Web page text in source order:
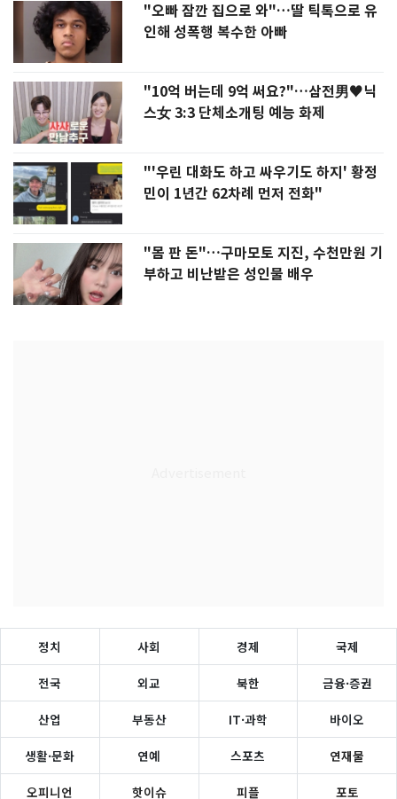
"오빠 잠깐 집으로 와"…딸 틱톡으로 유
인해 성폭행 복수한 아빠
"10억 버는데 9억 써요?"…삼전男♥닉
스女 3:3 단체소개팅 예능 화제
"'우린 대화도 하고 싸우기도 하지' 황정
민이 1년간 62차례 먼저 전화"
"몸 판 돈"…구마모토 지진, 수천만원 기
부하고 비난받은 성인물 배우
정치 사회 경제 국제
전국 외교 북한 금융·증권
산업 부동산 IT·과학 바이오
생활·문화 연예 스포츠 연재물
오피니언 핫이슈 피플 포토